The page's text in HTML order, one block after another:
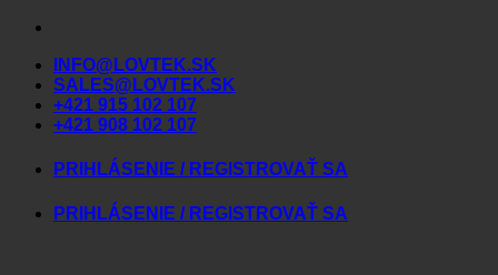
Skip
contentINFO@LOVTEK.SK
SALES@LOVTEK.SK
+421 915 102 107
+421 908 102 107
PRIHLÁSENIE / REGISTROVAŤ SA
PRIHLÁSENIE / REGISTROVAŤ SA